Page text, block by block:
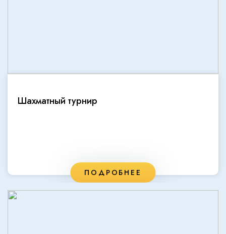
Шахматный турнир
ПОДРОБНЕЕ